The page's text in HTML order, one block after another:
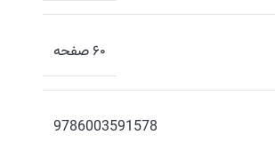
۶۰ صفحه
9786003591578